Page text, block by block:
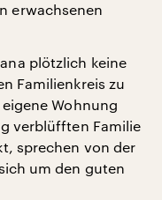
erwachsenen
plötzlich keine
Familienkreis zu
Wohnung
verblüfften Familie
sprechen von der
um den guten